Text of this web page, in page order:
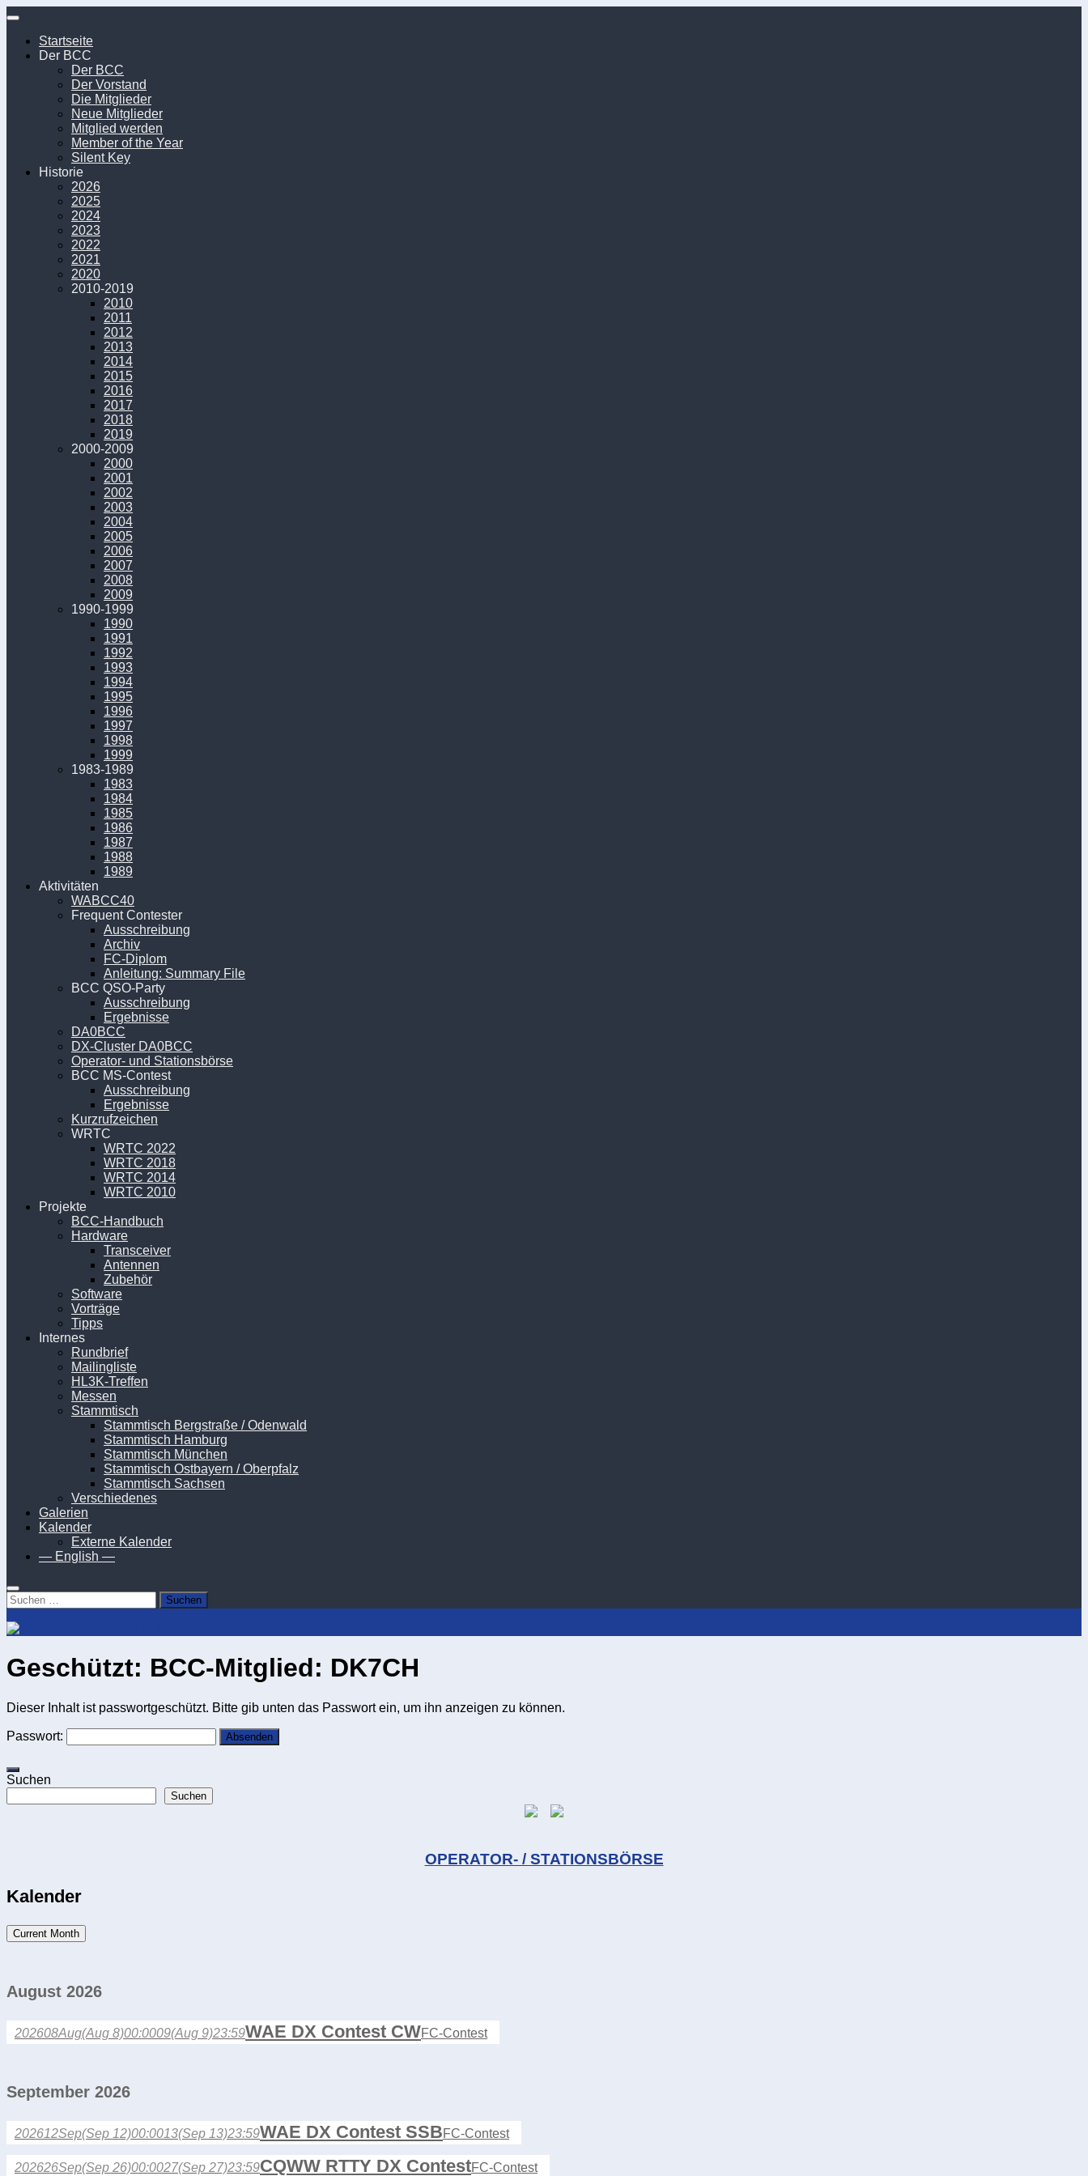
Unter
Inhalt
Startseite
Der BCC
Der BCC
Der Vorstand
Die Mitglieder
Neue Mitglieder
Mitglied werden
Member of the Year
Silent Key
Historie
2026
2025
2024
2023
2022
2021
2020
2010-2019
2010
2011
2012
2013
2014
2015
2016
2017
2018
2019
2000-2009
2000
2001
2002
2003
2004
2005
2006
2007
2008
2009
1990-1999
1990
1991
1992
1993
1994
1995
1996
1997
1998
1999
1983-1989
1983
1984
1985
1986
1987
1988
1989
Aktivitäten
WABCC40
Frequent Contester
Ausschreibung
Archiv
FC-Diplom
Anleitung: Summary File
BCC QSO-Party
Ausschreibung
Ergebnisse
DA0BCC
DX-Cluster DA0BCC
Operator- und Stationsbörse
BCC MS-Contest
Ausschreibung
Ergebnisse
Kurzrufzeichen
WRTC
WRTC 2022
WRTC 2018
WRTC 2014
WRTC 2010
Projekte
BCC-Handbuch
Hardware
Transceiver
Antennen
Zubehör
Software
Vorträge
Tipps
Internes
Rundbrief
Mailingliste
HL3K-Treffen
Messen
Stammtisch
Stammtisch Bergstraße / Odenwald
Stammtisch Hamburg
Stammtisch München
Stammtisch Ostbayern / Oberpfalz
Stammtisch Sachsen
Verschiedenes
Galerien
Kalender
Externe Kalender
— English —
Suchen
nach:
Geschützt: BCC-Mitglied: DK7CH
Dieser Inhalt ist passwortgeschützt. Bitte gib unten das Passwort ein, um ihn anzeigen zu können.
Passwort:
Suchen
Suchen
OPERATOR- / STATIONSBÖRSE
Kalender
Current Month
August 2026
202608Aug(Aug 8)00:0009(Aug 9)23:59WAE DX Contest CWFC-Contest
September 2026
202612Sep(Sep 12)00:0013(Sep 13)23:59WAE DX Contest SSBFC-Contest
202626Sep(Sep 26)00:0027(Sep 27)23:59CQWW RTTY DX ContestFC-Contest